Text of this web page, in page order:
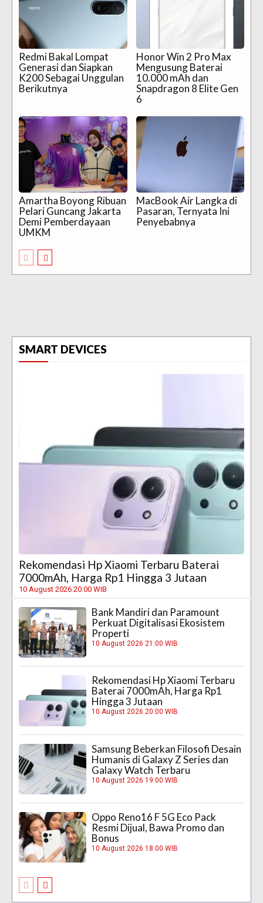
Redmi Bakal Lompat
Generasi dan Siapkan
K200 Sebagai Unggulan
Berikutnya
Honor Win 2 Pro Max
Mengusung Baterai
10.000 mAh dan
Snapdragon 8 Elite Gen
6
Amartha Boyong Ribuan
Pelari Guncang Jakarta
Demi Pemberdayaan
UMKM
MacBook Air Langka di
Pasaran, Ternyata Ini
Penyebabnya
SMART DEVICES
Rekomendasi Hp Xiaomi Terbaru Baterai
7000mAh, Harga Rp1 Hingga 3 Jutaan
10 August 2026 20:00 WIB
Bank Mandiri dan Paramount
Perkuat Digitalisasi Ekosistem
Properti
10 August 2026 21:00 WIB
Rekomendasi Hp Xiaomi Terbaru
Baterai 7000mAh, Harga Rp1
Hingga 3 Jutaan
10 August 2026 20:00 WIB
Samsung Beberkan Filosofi Desain
Humanis di Galaxy Z Series dan
Galaxy Watch Terbaru
10 August 2026 19:00 WIB
Oppo Reno16 F 5G Eco Pack
Resmi Dijual, Bawa Promo dan
Bonus
10 August 2026 18:00 WIB